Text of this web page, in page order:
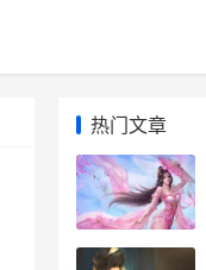
热门文章